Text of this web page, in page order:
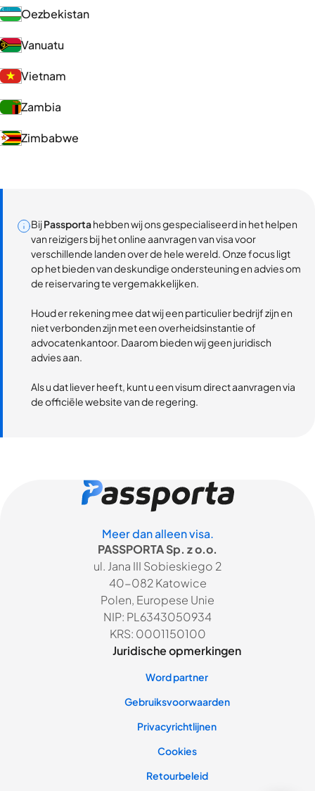
Oezbekistan
Vanuatu
Vietnam
Zambia
Zimbabwe
BijPassportahebben wij ons gespecialiseerd in het helpen
van reizigers bij het online aanvragen van visa voor
verschillende landen over de hele wereld. Onze focus ligt
op het bieden van deskundige ondersteuning en advies om
de reiservaring te vergemakkelijken.
Houd er rekening mee dat wij een particulier bedrijf zijn en
niet verbonden zijn met een overheidsinstantie of
advocatenkantoor. Daarom bieden wij geen juridisch
advies aan.
Als u dat liever heeft, kunt u een visum direct aanvragen via
de officiële website van de regering.
Meer dan alleen visa.
PASSPORTA Sp. z o.o.
ul. Jana III Sobieskiego 2
40-082 Katowice
Polen, Europese Unie
NIP: PL6343050934
KRS: 0001150100
Juridische opmerkingen
Word partner
Gebruiksvoorwaarden
Privacyrichtlijnen
Cookies
Retourbeleid